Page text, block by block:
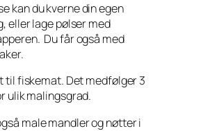
kan du kverne din egen
eller lage pølser med
Du får også med
til fiskemat. Det medfølger 3
ulik malingsgrad.
male mandler og nøtter i